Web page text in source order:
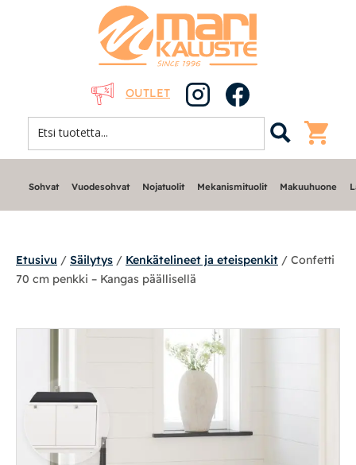
OUTLET
Mekanismituolit
Makuuhuone
Sohvat Vuodesohvat Nojatuolit Mekanismituolit Makuuhuone
Etusivu / Säilytys / Kenkätelineet ja eteispenkit / Confetti
70 cm penkki – Kangas päällisellä